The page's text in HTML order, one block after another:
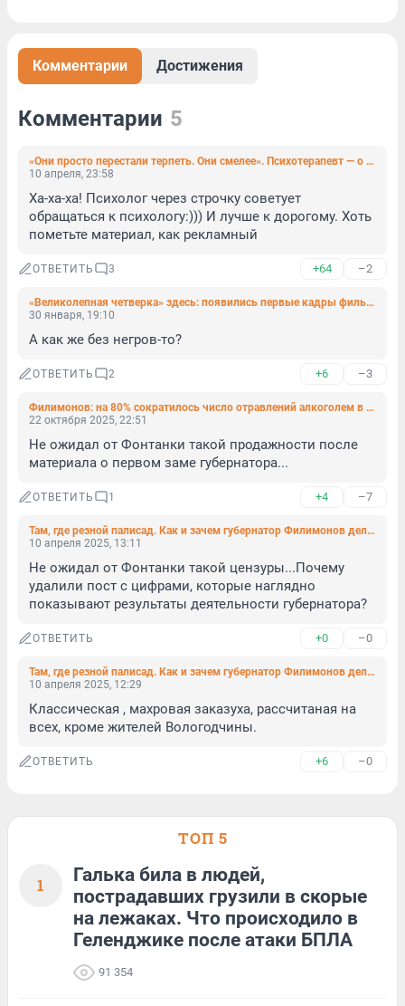
Комментарии Достижения
Комментарии 5
«Они просто перестали терпеть. Они смелее». Психотерапевт — о поколениях XXI века, которые все ругают
10 апреля, 23:58
Ха-ха-ха! Психолог через строчку советует
обращаться к психологу:))) И лучше к дорогому. Хоть
пометьте материал, как рекламный
ОТВЕТИТЬ 3 +64 –2
«Великолепная четверка» здесь: появились первые кадры фильмов о The Beatles с главными героями
30 января, 19:10
А как же без негров-то?
ОТВЕТИТЬ 2 +6 –3
Филимонов: на 80% сократилось число отравлений алкоголем в Вологодской области
22 октября 2025, 22:51
Не ожидал от Фонтанки такой продажности после
материала о первом заме губернатора...
ОТВЕТИТЬ 1 +4 –7
Там, где резной палисад. Как и зачем губернатор Филимонов делает из Вологодчины «место силы Русского мира»
10 апреля 2025, 13:11
Не ожидал от Фонтанки такой цензуры...Почему
удалили пост с цифрами, которые наглядно
показывают результаты деятельности губернатора?
ОТВЕТИТЬ +0 –0
Там, где резной палисад. Как и зачем губернатор Филимонов делает из Вологодчины «место силы Русского мира»
10 апреля 2025, 12:29
Классическая , махровая заказуха, рассчитаная на
всех, кроме жителей Вологодчины.
ОТВЕТИТЬ +6 –0
ТОП 5
1
Галька била в людей,
пострадавших грузили в скорые
на лежаках. Что происходило в
Геленджике после атаки БПЛА
91 354